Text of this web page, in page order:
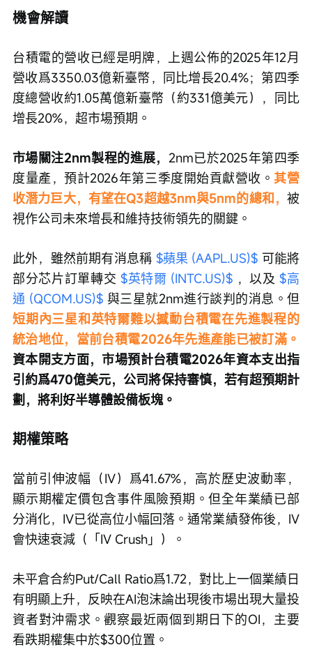
機會解讀
台積電的營收已經是明牌，上週公佈的2025年12月
營收爲3350.03億新臺幣，同比增長20.4%；第四季
度總營收約1.05萬億新臺幣（約331億美元），同比
增長20%，超市場預期。
市場關注2nm製程的進展， 2nm已於2025年第四季
度量產，預計2026年第三季度開始貢獻營收。 其營
收潛力巨大，有望在Q3超越3nm與5nm的總和， 被
視作公司未來增長和維持技術領先的關鍵。
此外，雖然前期有消息稱 $蘋果 (AAPL.US)$ 可能將
部分芯片訂單轉交 $英特爾 (INTC.US)$ ，以及 $高
通 (QCOM.US)$ 與三星就2nm進行談判的消息。但
短期內三星和英特爾難以撼動台積電在先進製程的
統治地位，當前台積電2026年先進產能已被訂滿。
資本開支方面，市場預計台積電2026年資本支出指
引約爲470億美元，公司將保持審慎，若有超預期計
劃，將利好半導體設備板塊。
期權策略
當前引伸波幅（IV）爲41.67%，高於歷史波動率，
顯示期權定價包含事件風險預期。但全年業績已部
分消化，IV已從高位小幅回落。通常業績發佈後，IV
會快速衰減（「IV Crush」）。
未平倉合約Put/Call Ratio爲1.72，對比上一個業績日
有明顯上升，反映在AI泡沫論出現後市場出現大量投
資者對沖需求。觀察最近兩個到期日下的OI，主要
看跌期權集中於$300位置。